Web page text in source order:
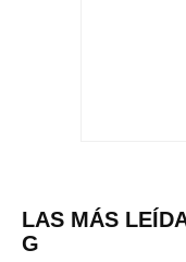
LAS MÁS
G